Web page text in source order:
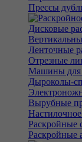
Прессы
Дисковые
Ленточные
Отрезные
Машины для
Дыроколы-
Вырубные
Раскройные
Раскройные